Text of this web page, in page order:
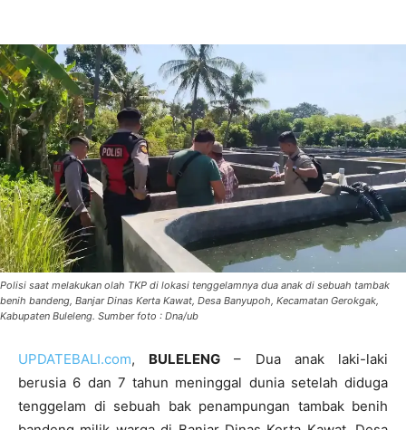
Polisi saat melakukan olah TKP di lokasi tenggelamnya dua anak di sebuah tambak
benih bandeng, Banjar Dinas Kerta Kawat, Desa Banyupoh, Kecamatan Gerokgak,
Kabupaten Buleleng. Sumber foto : Dna/ub
UPDATEBALI.com, BULELENG – Dua anak laki-laki
berusia 6 dan 7 tahun meninggal dunia setelah diduga
tenggelam di sebuah bak penampungan tambak benih